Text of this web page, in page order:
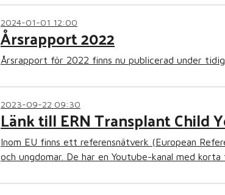
2024-01-01 12:00
Årsrapport 2022
Årsrapport för 2022 finns nu publicerad under
2023-09-22 09:30
Länk till ERN Transplant Child
Inom EU finns ett referensnätverk (European
och ungdomar. De har en Youtube-kanal med korta